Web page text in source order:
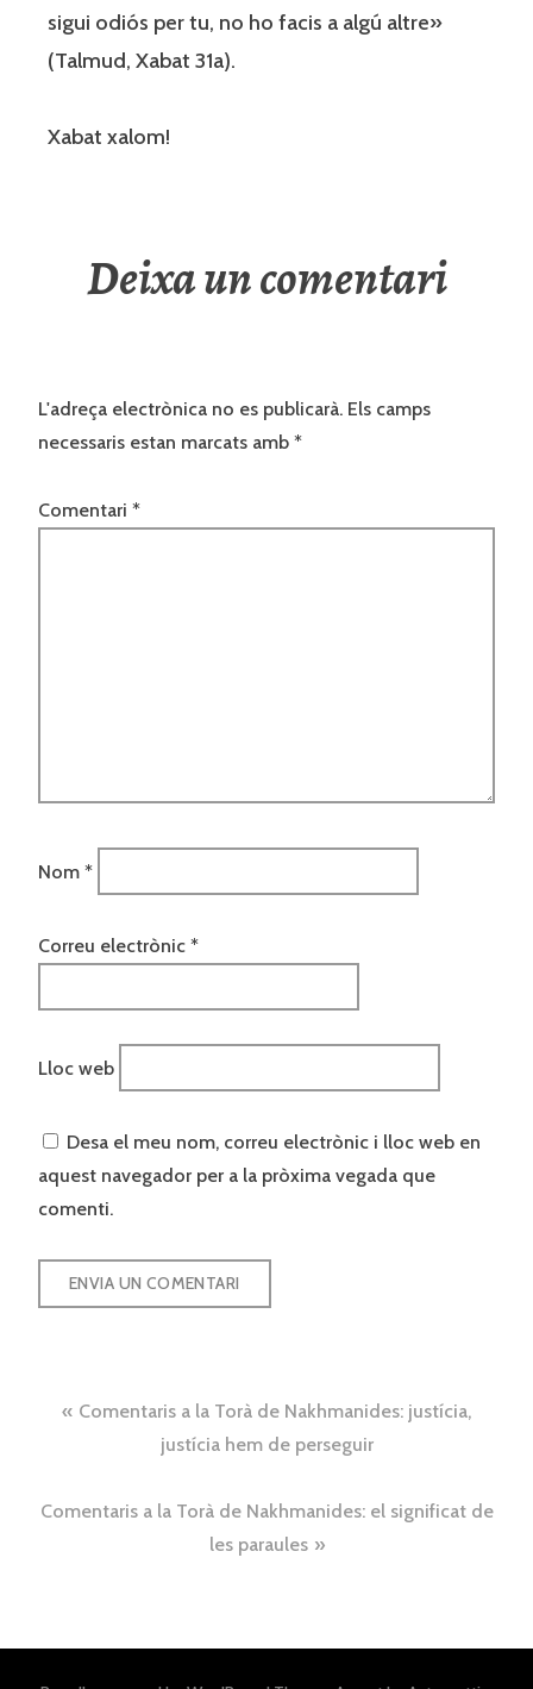
sigui odiós per tu, no ho facis a algú altre»
(Talmud, Xabat 31a).
Xabat xalom!
Deixa un comentari
L'adreça electrònica no es publicarà. Els camps
necessaris estan marcats amb *
Comentari *
Nom *
Correu electrònic *
Lloc web
Desa el meu nom, correu electrònic i lloc web en
aquest navegador per a la pròxima vegada que
comenti.
Navegació
d'entrades
Comentaris a la Torà de Nakhmanides: justícia,
justícia hem de perseguir
Comentaris a la Torà de Nakhmanides: el significat de
les paraules